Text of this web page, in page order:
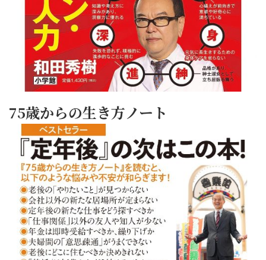
75歳からの生き方ノート